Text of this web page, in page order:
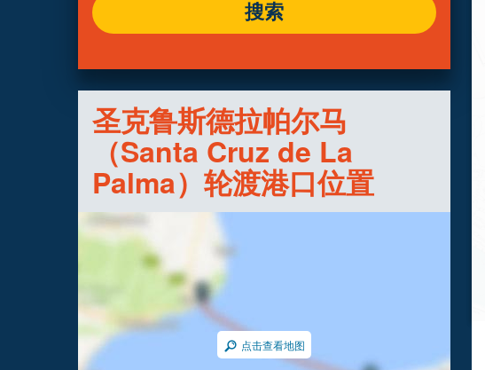
搜索
圣克鲁斯德拉帕尔马
（Santa Cruz de La
Palma）轮渡港口位置
点击查看地图